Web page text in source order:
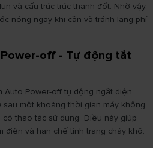
và cấu trúc trúc thanh đốt. Nhờ vậy,
nóng ngay khi cần và tránh lãng phí
off - Tự động tắt
Auto Power-off tự động ngắt điện
một khoảng thời gian máy không
thao tác sử dụng. Điều này giúp
điện và hạn chế tình trạng cháy khô.